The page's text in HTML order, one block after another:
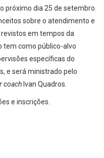
próximo dia 25 de setembro.
sobre o atendimento e
em tempos da
tem como público-alvo
específicas do
e será ministrado pelo
coach Ivan Quadros
e inscrições.